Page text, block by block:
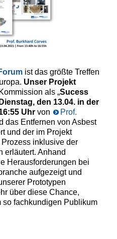
ist das größte Treffen
Unser Projekt
als „Sucess
Dienstag, den 13.04. in der
Uhrvon
Prof.
das Entfernen von Asbest
und der im Projekt
inklusive der
erläutert. Anhand
Herausforderungen bei
aufgezeigt und
Prototypen
über diese Chance,
so fachkundigen Publikum